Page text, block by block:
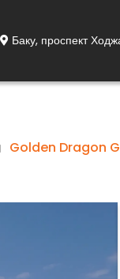
Баку, проспект
Golden Dragon